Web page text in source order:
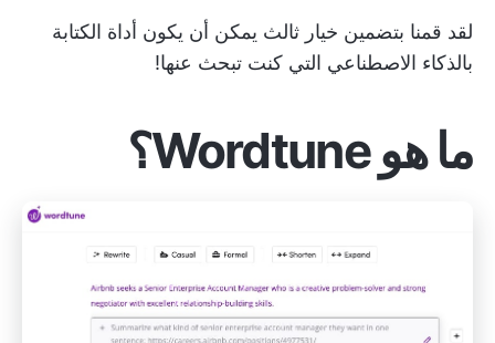
لقد قمنا بتضمين خيار ثالث يمكن أن يكون أداة الكتابة
بالذكاء الاصطناعي التي كنت تبحث عنها!
ما هو Wordtune؟